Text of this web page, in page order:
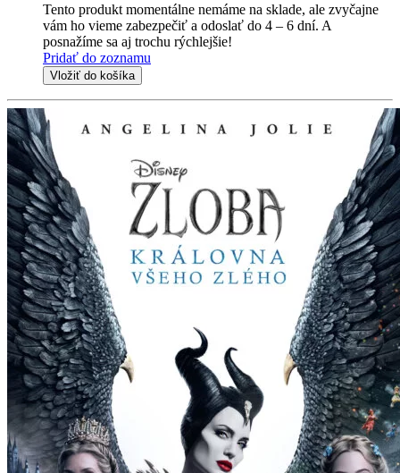
Tento produkt momentálne nemáme na sklade, ale zvyčajne
vám ho vieme zabezpečiť a odoslať do 4 – 6 dní. A
posnažíme sa aj trochu rýchlejšie!
Pridať do zoznamu
Vložiť do košíka